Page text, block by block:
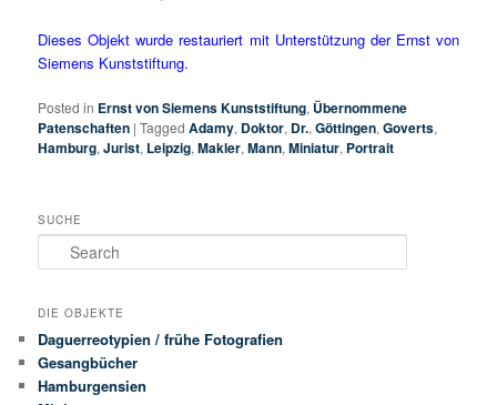
Dieses Objekt wurde restauriert mit Unterstützung der Ernst von
Siemens Kunststiftung.
Posted in Ernst von Siemens Kunststiftung, Übernommene
Patenschaften |Tagged Adamy, Doktor, Dr.,Göttingen,Goverts,
Hamburg,Jurist, Leipzig,Makler,Mann,Miniatur, Portrait
SUCHE
Search
DIE OBJEKTE
Daguerreotypien / frühe Fotografien
Gesangbücher
Hamburgensien